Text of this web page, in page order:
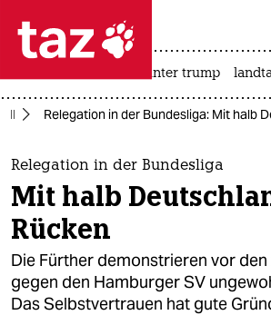
 taz zahl ich
taz zahl ich
themen
politik
öko
gesellschaft
usa unter trump
Relegation in der Bundesliga: Mit halb
Relegation in der Bundesliga
Mit halb
Rücken
Die Fürther demonstrieren vor den
gegen den Hamburger SV
Das Selbstvertrauen hat gute